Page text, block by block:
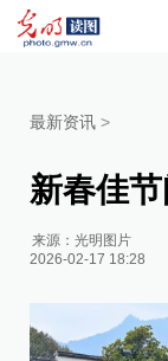
最新资讯 >
新春佳
来源：光明图片
2026-02-17 18:28